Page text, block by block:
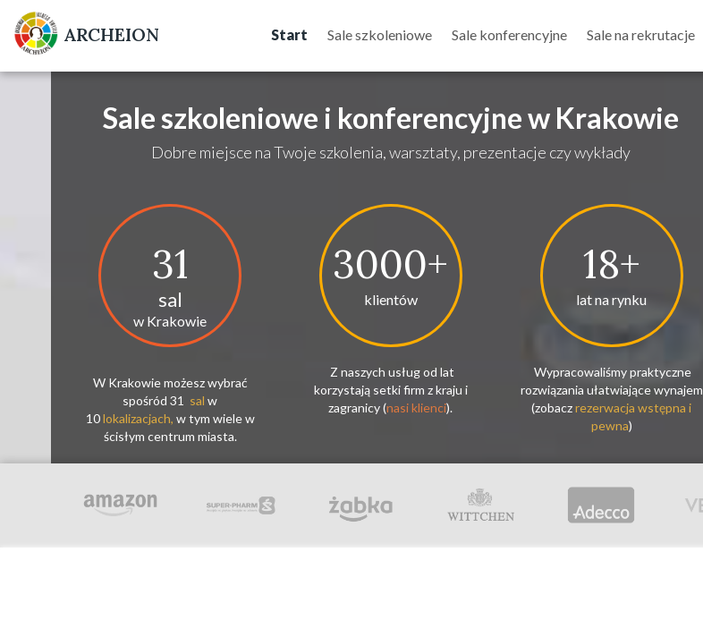
ARCHEION Start Sale szkoleniowe Sale konferencyjne Sale na rekrutacje
Sale szkoleniowe i konferencyjne w Krakowie
Dobre miejsce na Twoje szkolenia, warsztaty, prezentacje czy wykłady
31
sal
w Krakowie
W Krakowie możesz wybrać
spośród 31 sal w
10lokalizacjach, w tym wiele w
ścisłym centrum miasta.
3000+
klientów
Z naszych usług od lat
korzystają setki firm z kraju i
zagranicy (nasi klienci).
18+
lat na rynku
Wypracowaliśmy praktyczne
rozwiązania ułatwiające wynajem
(zobaczrezerwacja wstępna i
pewna)